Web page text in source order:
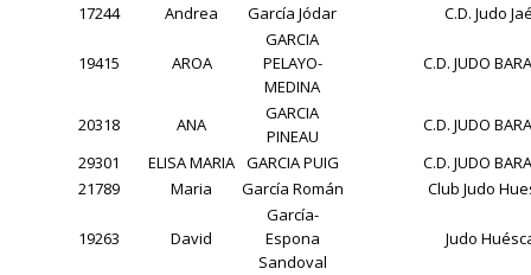
17244
Andrea García Jódar C.D. Judo
19415 AROA
GARCIA
PELAYO-
MEDINA
C.D. JUDO
20318 ANA
GARCIA
PINEAU
C.D. JUDO
29301
ELISA MARIA GARCIA PUIG
C.D. JUDO
21789
Maria García Román Club Judo
19263 David
García-
Espona
Sandoval
Judo